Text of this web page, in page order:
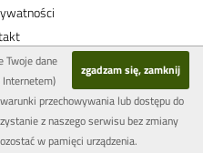
Natury
zgadzam się, zamknij
Twoje dane
Internetem)
przechowywania lub dostępu do
z naszego serwisu bez zmiany
w pamięci urządzenia.